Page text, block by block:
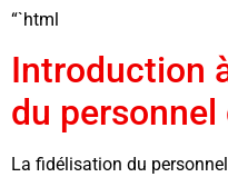
“`html
Introduction
du personnel
La fidélisation du